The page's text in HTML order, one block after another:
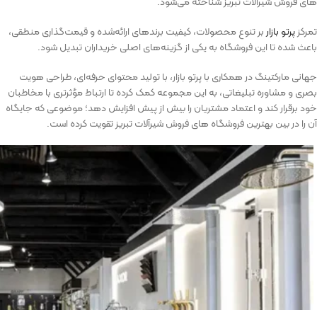
تمرکزپرتو بازاربر تنوع محصولات، کیفیت برندهای ارائه‌شده و قیمت‌گذاری منطقی،
باعث شده تا این فروشگاه به یکی از گزینه‌های اصلی خریداران تبدیل شود.
جهانی مارکتینگ در همکاری با پرتو بازار، با تولید محتوای حرفه‌ای، طراحی هویت
بصری و مشاوره تبلیغاتی، به این مجموعه کمک کرده تا ارتباط مؤثرتری با مخاطبان
خود برقرار کند و اعتماد مشتریان را بیش از پیش افزایش دهد؛ موضوعی که جایگاه
آن را در بین بهترین فروشگاه ‌های فروش شیرآلات تبریز تقویت کرده است.